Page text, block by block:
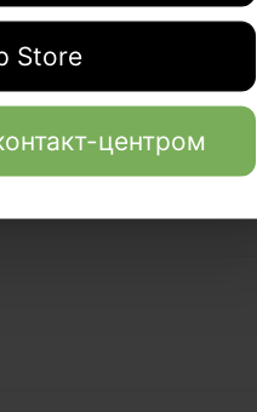
Store
центром
Золотая капля